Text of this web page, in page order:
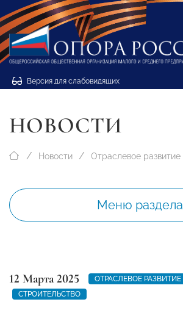
Версия для слабовидящих
НОВОСТИ
Новости Отраслевое развитие
Меню раздела
12 Марта 2025
ОТРАСЛЕВОЕ РАЗВИТИЕ
СТРОИТЕЛЬСТВО